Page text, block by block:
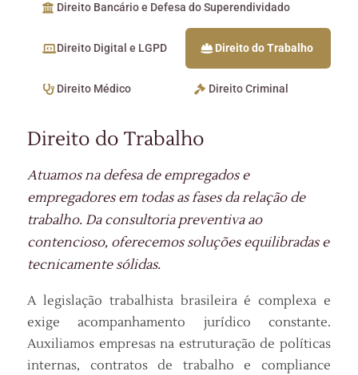
Direito Bancário e Defesa do Superendividado
Direito Digital e LGPD Direito do Trabalho
Direito Médico Direito Criminal
Direito do Trabalho
Atuamos na defesa de empregados e
empregadores em todas as fases da relação de
trabalho. Da consultoria preventiva ao
contencioso, oferecemos soluções equilibradas e
tecnicamente sólidas.
A legislação trabalhista brasileira é complexa e
exige acompanhamento jurídico constante.
Auxiliamos empresas na estruturação de políticas
internas, contratos de trabalho e compliance